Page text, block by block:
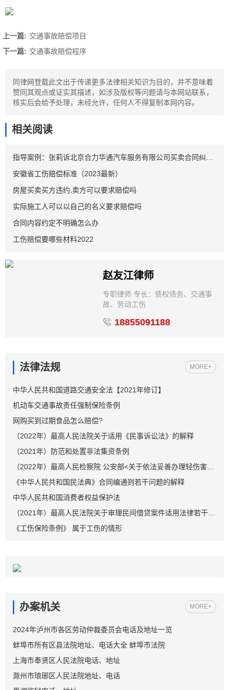
上一篇: 交通事故赔偿项目
下一篇: 交通事故赔偿程序
同律网登载此文出于传递更多法律相关知识为目的，并不意味着
赞同其观点或证实其描述，如涉及版权等问题请与本网站联系，
核实后会给予处理，未经允许，任何人不得复制本网内容。
相关阅读
安徽省工伤赔偿标准（2023最新）
房屋买卖买方违约,卖方可以要求赔偿吗
实际施工人可以以自己的名义要求赔偿吗
合同内容约定不明确怎么办
工伤赔偿要哪些材料2022
赵友江律师
专职律师 专长：债权债务、交通事
故、劳动工伤
18855091188
法律法规 MORE+
中华人民共和国道路交通安全法【2021年修订】
机动车交通事故责任强制保险条例
网购买到过期食品怎么赔偿?
（2022年）最高人民法院关于适用《民事诉讼法》的解释
（2021年）防范和处置非法集资条例
《中华人民共和国民法典》合同编通则若干问题的解释
中华人民共和国消费者权益保护法
《工伤保险条例》 属于工伤的情形
办案机关 MORE+
2024年泸州市各区劳动仲裁委员会电话及地址一览
蚌埠市所有区县法院地址、电话大全 蚌埠市法院
上海市奉贤区人民法院电话、地址
滁州市琅琊区人民法院地址、电话